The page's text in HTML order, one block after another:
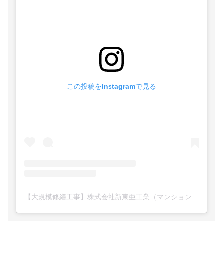
この投稿をInstagramで見る